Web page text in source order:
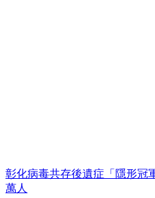
彰化病毒共存後遺症「隱形冠
萬人